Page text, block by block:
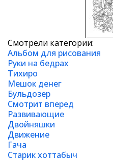
Смотрели категории:
Альбом для рисования
Руки на бедрах
Тихиро
Мешок денег
Бульдозер
Смотрит вперед
Развивающие
Двойняшки
Движение
Гача
Старик хоттабыч